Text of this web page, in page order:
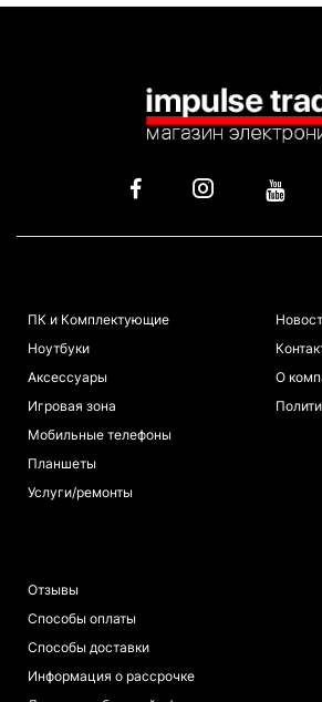
ПК и Комплектующие
Ноутбуки
Аксессуары
Игровая зона
Мобильные телефоны
Планшеты
Услуги/ремонты
О
Отзывы
Способы оплаты
Способы доставки
Информация о рассрочке